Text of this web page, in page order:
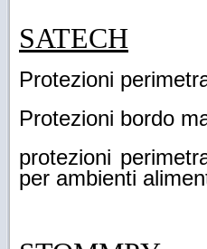
SATECH
Protezioni
Protezioni bordo
protezioni
per ambienti